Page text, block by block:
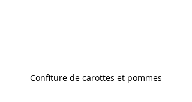
Confiture de carottes et pommes